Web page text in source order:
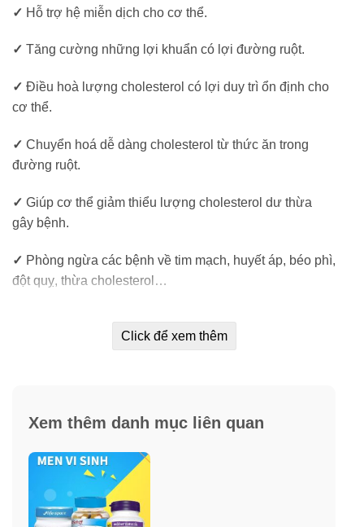
✓ Hỗ trợ hệ miễn dịch cho cơ thể.
✓ Tăng cường những lợi khuẩn có lợi đường ruột.
✓ Điều hoà lượng cholesterol có lợi duy trì ổn định cho
cơ thể.
✓ Chuyển hoá dễ dàng cholesterol từ thức ăn trong
đường ruột.
✓ Giúp cơ thể giảm thiểu lượng cholesterol dư thừa
gây bệnh.
✓ Phòng ngừa các bệnh về tim mạch, huyết áp, béo phì,
đột quỵ, thừa cholesterol…
LRC ™ là gì trong viên uống Nature’s
Click để xem thêm
Xem thêm danh mục liên quan